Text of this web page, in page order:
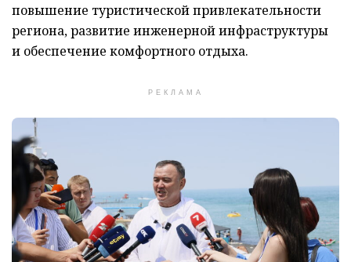
повышение туристической привлекательности
региона, развитие инженерной инфраструктуры
и обеспечение комфортного отдыха.
РЕКЛАМА